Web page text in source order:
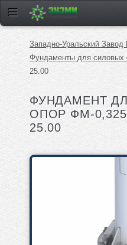
Западно-Уральский
Фундаменты для силовых
25.00
ФУНДАМЕНТ
ОПОР ФМ-
25.00